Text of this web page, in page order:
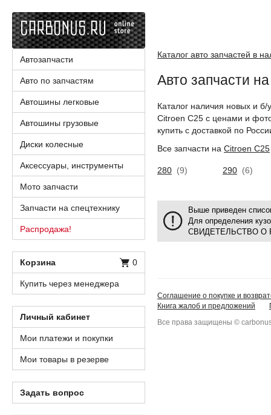
Каталог авто запчастей в
Авто запчасти
Каталог наличия новых и б/
Citroen C25 с ценами и
купить с доставкой по
Все запчасти на Citroen C25
280 (9) 290 (6)
Выше приведен
Для определения
СВИДЕТЕЛЬСТВО О
Автозапчасти
Авто по запчастям
Автошины легковые
Автошины грузовые
Диски колесные
Аксессуары, инструменты
Мото запчасти
Запчасти на спецтехнику
Распродажа!
Корзина 0
Купить через менеджера
Личный кабинет
Мои платежи и покупки
Мои товары в резерве
Задать вопрос
Соглашение о покупке и
Книга жалоб и предложений
Все права защищены ©